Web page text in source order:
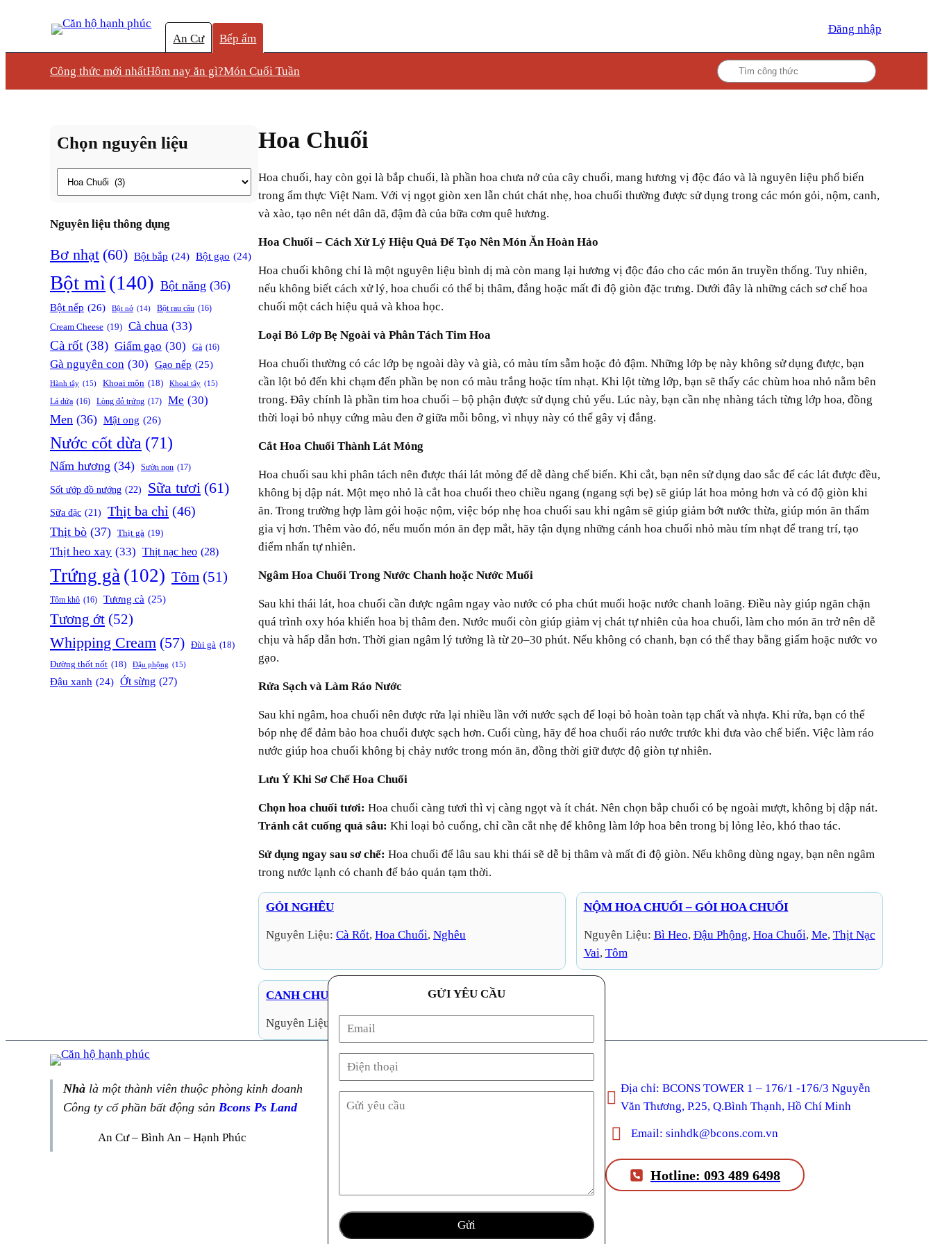
An Cư Bếp ấm
Đăng nhập
Công thức mới nhấtHôm nay ăn gì?Món Cuối Tuần
Chọn nguyên liệu
Thẻ
Nguyên liệu thông dụng
Bơ nhạt (60) Bột bắp (24) Bột gạo (24)
Bột mì (140) Bột năng (36)
Bột nếp (26) Bột nở (14) Bột rau câu (16)
Cream Cheese (19) Cà chua (33)
Cà rốt (38) Giấm gạo (30) Gà (16)
Gà nguyên con (30) Gạo nếp (25)
Hành tây (15) Khoai môn (18) Khoai tây (15)
Lá dứa (16) Lòng đỏ trứng (17) Me (30)
Men (36) Mật ong (26)
Nước cốt dừa (71)
Nấm hương (34) Sườn non (17)
Sốt ướp đồ nướng (22) Sữa tươi (61)
Sữa đặc (21) Thịt ba chỉ (46)
Thịt bò (37) Thịt gà (19)
Thịt heo xay (33) Thịt nạc heo (28)
Trứng gà (102) Tôm (51)
Tôm khô (16) Tương cà (25)
Tương ớt (52)
Whipping Cream (57) Đùi gà (18)
Đường thốt nốt (18) Đậu phộng (15)
Đậu xanh (24) Ớt sừng (27)
Hoa Chuối
Hoa chuối, hay còn gọi là bắp chuối, là phần hoa chưa nở của cây chuối, mang hương vị độc đáo và là nguyên liệu phổ biến
trong ẩm thực Việt Nam. Với vị ngọt giòn xen lẫn chút chát nhẹ, hoa chuối thường được sử dụng trong các món gỏi, nộm, canh,
và xào, tạo nên nét dân dã, đậm đà của bữa cơm quê hương.
Hoa Chuối – Cách Xử Lý Hiệu Quả Để Tạo Nên Món Ăn Hoàn Hảo
Hoa chuối không chỉ là một nguyên liệu bình dị mà còn mang lại hương vị độc đáo cho các món ăn truyền thống. Tuy nhiên,
nếu không biết cách xử lý, hoa chuối có thể bị thâm, đắng hoặc mất đi độ giòn đặc trưng. Dưới đây là những cách sơ chế hoa
chuối một cách hiệu quả và khoa học.
Loại Bỏ Lớp Bẹ Ngoài và Phân Tách Tim Hoa
Hoa chuối thường có các lớp bẹ ngoài dày và già, có màu tím sẫm hoặc đỏ đậm. Những lớp bẹ này không sử dụng được, bạn
cần lột bỏ đến khi chạm đến phần bẹ non có màu trắng hoặc tím nhạt. Khi lột từng lớp, bạn sẽ thấy các chùm hoa nhỏ nằm bên
trong. Đây chính là phần tim hoa chuối – bộ phận được sử dụng chủ yếu. Lúc này, bạn cần nhẹ nhàng tách từng lớp hoa, đồng
thời loại bỏ nhụy cứng màu đen ở giữa mỗi bông, vì nhụy này có thể gây vị đắng.
Cắt Hoa Chuối Thành Lát Mỏng
Hoa chuối sau khi phân tách nên được thái lát mỏng để dễ dàng chế biến. Khi cắt, bạn nên sử dụng dao sắc để các lát được đều,
không bị dập nát. Một mẹo nhỏ là cắt hoa chuối theo chiều ngang (ngang sợi bẹ) sẽ giúp lát hoa mỏng hơn và có độ giòn khi
ăn. Trong trường hợp làm gỏi hoặc nộm, việc bóp nhẹ hoa chuối sau khi ngâm sẽ giúp giảm bớt nước thừa, giúp món ăn thấm
gia vị hơn. Thêm vào đó, nếu muốn món ăn đẹp mắt, hãy tận dụng những cánh hoa chuối nhỏ màu tím nhạt để trang trí, tạo
điểm nhấn tự nhiên.
Ngâm Hoa Chuối Trong Nước Chanh hoặc Nước Muối
Sau khi thái lát, hoa chuối cần được ngâm ngay vào nước có pha chút muối hoặc nước chanh loãng. Điều này giúp ngăn chặn
quá trình oxy hóa khiến hoa bị thâm đen. Nước muối còn giúp giảm vị chát tự nhiên của hoa chuối, làm cho món ăn trở nên dễ
chịu và hấp dẫn hơn. Thời gian ngâm lý tưởng là từ 20–30 phút. Nếu không có chanh, bạn có thể thay bằng giấm hoặc nước vo
gạo.
Rửa Sạch và Làm Ráo Nước
Sau khi ngâm, hoa chuối nên được rửa lại nhiều lần với nước sạch để loại bỏ hoàn toàn tạp chất và nhựa. Khi rửa, bạn có thể
bóp nhẹ để đảm bảo hoa chuối được sạch hơn. Cuối cùng, hãy để hoa chuối ráo nước trước khi đưa vào chế biến. Việc làm ráo
nước giúp hoa chuối không bị chảy nước trong món ăn, đồng thời giữ được độ giòn tự nhiên.
Lưu Ý Khi Sơ Chế Hoa Chuối
Chọn hoa chuối tươi: Hoa chuối càng tươi thì vị càng ngọt và ít chát. Nên chọn bắp chuối có bẹ ngoài mượt, không bị dập nát.
Tránh cắt cuống quá sâu: Khi loại bỏ cuống, chỉ cần cắt nhẹ để không làm lớp hoa bên trong bị lỏng lẻo, khó thao tác.
Sử dụng ngay sau sơ chế: Hoa chuối để lâu sau khi thái sẽ dễ bị thâm và mất đi độ giòn. Nếu không dùng ngay, bạn nên ngâm
trong nước lạnh có chanh để bảo quản tạm thời.
GỎI NGHÊU
Nguyên Liệu: Cà Rốt, Hoa Chuối, Nghêu
NỘM HOA CHUỐI – GỎI HOA CHUỐI
Nguyên Liệu: Bì Heo, Đậu Phộng, Hoa Chuối, Me, Thịt Nạc
Vai, Tôm
CANH CHUA CÁ – SỐT CANH CHUA
Nguyên Liệu: Cá Điêu Hồng
Nhà là một thành viên thuộc phòng kinh doanh
Công ty cổ phần bất động sản Bcons Ps Land
An Cư – Bình An – Hạnh Phúc
GỬI YÊU CẦU
Địa chỉ: BCONS TOWER 1 – 176/1 -176/3 Nguyễn
Văn Thương, P.25, Q.Bình Thạnh, Hồ Chí Minh
Email: sinhdk@bcons.com.vn
Hotline: 093 489 6498